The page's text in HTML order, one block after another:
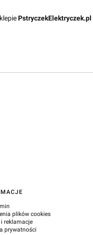
PstryczekElektryczek.pl
plików cookies
reklamacje
prywatności